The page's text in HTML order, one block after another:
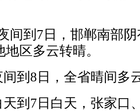
到7日，邯郸南部阴
区多云转晴。
8日，全省晴间多
7日白天，张家口